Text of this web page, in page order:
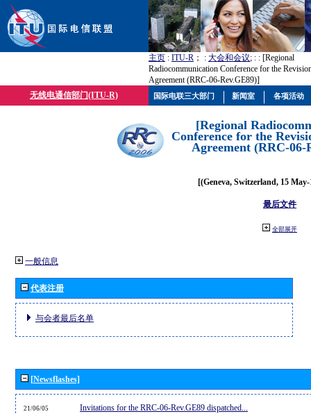
主页 : ITU-R ； : 大会和会议; : : [Regional
Radiocommunication Conference for the
Agreement (RRC-06-Rev.GE89)]
无线电通信部门(ITU-R)
[Regional
Conference for the
Agreement (RRC-06-
[(Geneva, Switzerland, 15
最后文件
全部展开
一般信息
代表注册
与会者最后名单
[Newsflashes]
21/06/05 Invitations for the RRC-06-Rev.GE89 dispatched...
国际电联三大部门 新闻室 各项活动